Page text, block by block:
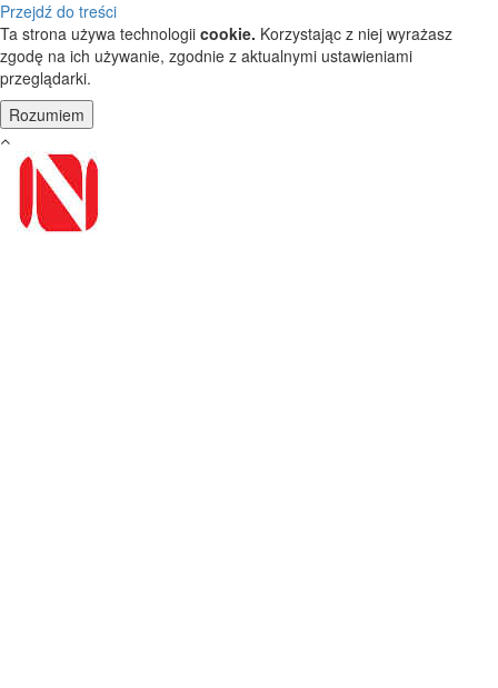
Przejdź do treści
Ta strona używa technologii cookie. Korzystając z niej wyrażasz
zgodę na ich używanie, zgodnie z aktualnymi ustawieniami
przeglądarki.